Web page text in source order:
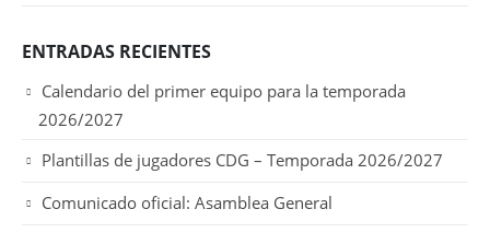
ENTRADAS RECIENTES
Calendario del primer equipo para la temporada
2026/2027
Plantillas de jugadores CDG – Temporada 2026/2027
Comunicado oficial: Asamblea General